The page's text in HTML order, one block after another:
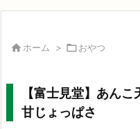
 ホーム > おやつ
【富士見堂】あん
甘じょっぱさ